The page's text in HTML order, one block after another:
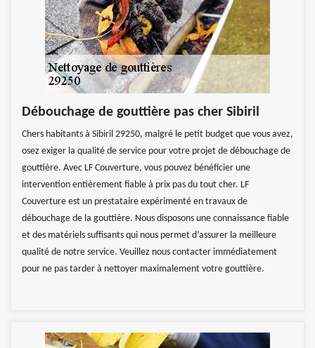
Débouchage de gouttière pas cher Sibiril
Chers habitants à Sibiril 29250, malgré le petit budget que vous avez,
osez exiger la qualité de service pour votre projet de débouchage de
gouttière. Avec LF Couverture, vous pouvez bénéficier une
intervention entièrement fiable à prix pas du tout cher. LF
Couverture est un prestataire expérimenté en travaux de
débouchage de la gouttière. Nous disposons une connaissance fiable
et des matériels suffisants qui nous permet d’assurer la meilleure
qualité de notre service. Veuillez nous contacter immédiatement
pour ne pas tarder à nettoyer maximalement votre gouttière.